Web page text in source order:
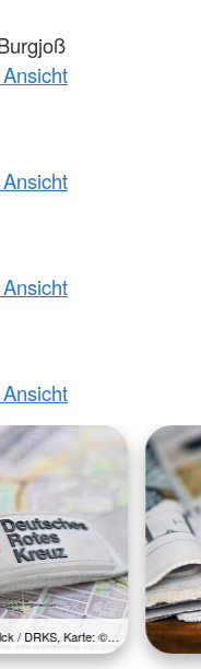
/ DRKS, Karte: ©…